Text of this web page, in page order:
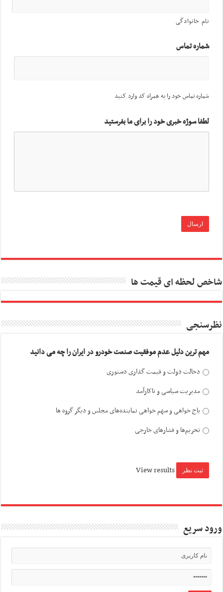
نام خانوادگی
شماره تماس
شماره تماس خود را به همراه کد وارد کنید
لطفا سوژه خبری خود را برای ما بفرستید
شاخص لحظه ای قیمت ها
نظرسنجی
مهم ترین دلیل عدم موفقیت صنعت خودرو در ایران را چه می دانید
دخالت دولت و قیمت گذاری دستوری
مدیریت سیاسی و ناکارآمد
باج خواهی و سهم خواهی نماینده‌های مجلس و دیگر گروه ها
تحریم‌ها و فشارهای خارجی
View results
ورود سریع